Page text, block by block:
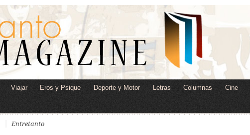
Viajar Eros y Psique Deporte y Motor Letras Columnas Cine
Entretanto